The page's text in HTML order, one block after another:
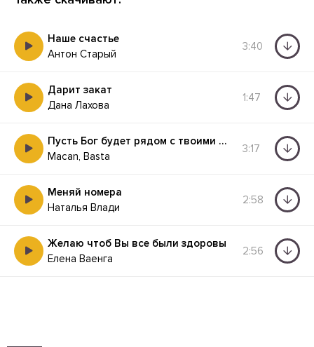
Наше счастье
Антон Старый
3:40
Дарит закат
Дана Лахова
1:47
Пусть Бог будет рядом с твоими планами
Macan, Basta
3:17
Меняй номера
Наталья Влади
2:58
Желаю чтоб Вы все были здоровы
Елена Ваенга
2:56